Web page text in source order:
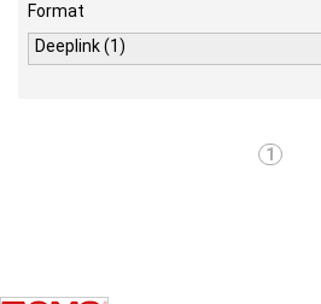
Format
Deeplink (1)
1